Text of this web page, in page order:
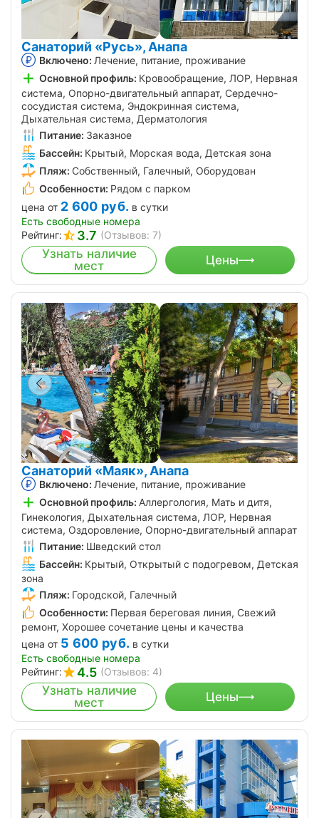
Санаторий «Русь», Анапа
Включено: Лечение, питание, проживание
Основной профиль: Кровообращение, ЛОР, Нервная
система, Опорно-двигательный аппарат, Сердечно-
сосудистая система, Эндокринная система,
Дыхательная система, Дерматология
Питание: Заказное
Бассейн: Крытый, Морская вода, Детская зона
Пляж: Собственный, Галечный, Оборудован
Особенности: Рядом с парком
цена от 2 600 руб. в сутки
Есть свободные номера
Рейтинг:
3.7 (Отзывов: 7)
Узнать наличие
мест
Цены
Санаторий «Маяк», Анапа
Включено: Лечение, питание, проживание
Основной профиль: Аллергология, Мать и дитя,
Гинекология, Дыхательная система, ЛОР, Нервная
система, Оздоровление, Опорно-двигательный аппарат
Питание: Шведский стол
Бассейн: Крытый, Открытый с подогревом, Детская
зона
Пляж: Городской, Галечный
Особенности: Первая береговая линия, Свежий
ремонт, Хорошее сочетание цены и качества
цена от 5 600 руб. в сутки
Есть свободные номера
Рейтинг:
4.5 (Отзывов: 4)
Узнать наличие
мест
Цены